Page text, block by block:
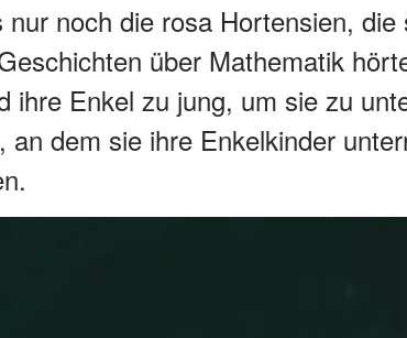
noch die rosa Hortensien,
über Mathematik
ihre Enkel zu jung, um sie zu
an dem sie ihre Enkelkinder